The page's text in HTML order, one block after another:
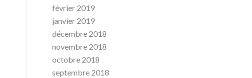
février 2019
janvier 2019
décembre 2018
novembre 2018
octobre 2018
septembre 2018